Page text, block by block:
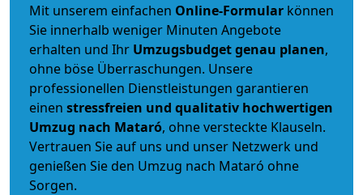
Mit unserem einfachen Online-Formular können
Sie innerhalb weniger Minuten Angebote
erhalten und Ihr Umzugsbudgetgenau planen,
ohne böse Überraschungen. Unsere
professionellen Dienstleistungen garantieren
einen stressfreien und qualitativ hochwertigen
Umzug nach Mataró, ohne versteckte Klauseln.
Vertrauen Sie auf uns und unser Netzwerk und
genießen Sie den Umzug nach Mataró ohne
Sorgen.